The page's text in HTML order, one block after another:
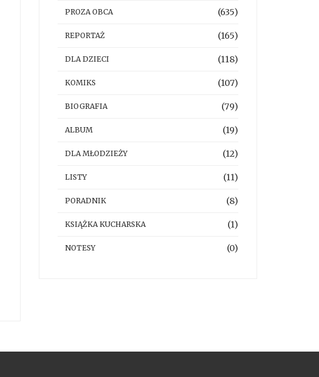
PROZA OBCA (635)
REPORTAŻ (165)
DLA DZIECI (118)
KOMIKS (107)
BIOGRAFIA (79)
ALBUM (19)
DLA MŁODZIEŻY (12)
LISTY (11)
PORADNIK (8)
KSIĄŻKA KUCHARSKA (1)
NOTESY (0)